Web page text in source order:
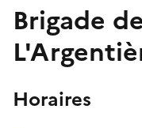
Brigade
Horaires